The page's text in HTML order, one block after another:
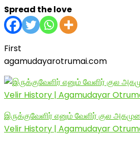
Spread the love
First
agamudayarotrumai.com
இருக்குவேளிர் எனும் வேளிர் குல
Velir History | Agamudayar